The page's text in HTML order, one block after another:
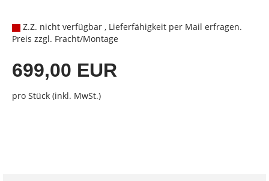
Z.Z. nicht verfügbar , Lieferfähigkeit per Mail erfragen.
Preis zzgl. Fracht/Montage
699,00 EUR
pro Stück (inkl. MwSt.)